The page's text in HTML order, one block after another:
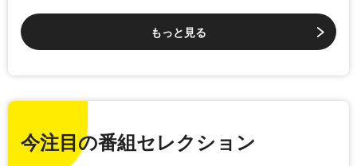
もっと見る
今注目の番組セレクション